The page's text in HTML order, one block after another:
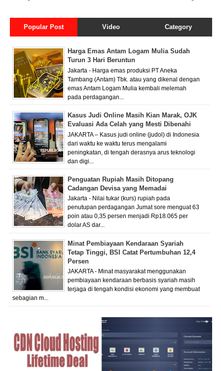
Popular Post Video Category
Harga Emas Antam Logam Mulia Sudah
Turun 3 Hari Beruntun
Jakarta - Harga emas produksi PT Aneka
Tambang (Antam) Tbk. atau yang dikenal dengan
emas Antam Logam Mulia kembali melemah
pada perdagangan...
Kasus Judi Online Masih Kian Marak, OJK
Evaluasi Ada Celah yang Mesti Dibenahi
JAKARTA – Kasus judi online (judol) di Indonesia
dari waktu ke waktu terus mengalami
peningkatan, di tengah derasnya arus teknologi
dan digi...
Penguatan Rupiah Masih Ditopang
Cadangan Devisa yang Memadai
Jakarta - Nilai tukar (kurs) rupiah pada
penutupan perdagangan Jumat sore menguat 63
poin atau 0,35 persen menjadi Rp18.065 per
dolar AS dar...
Minat Pembiayaan Kendaraan Syariah
Tetap Tinggi, BSI Catat Pertumbuhan 12,4
Persen
JAKARTA - Minat masyarakat menggunakan
pembiayaan kendaraan berbasis syariah masih
terjaga di tengah kondisi ekonomi yang membuat
sebagian m...